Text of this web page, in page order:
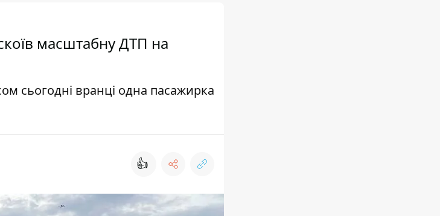
масштабну ДТП на
сьогодні вранці одна пасажирка
👍